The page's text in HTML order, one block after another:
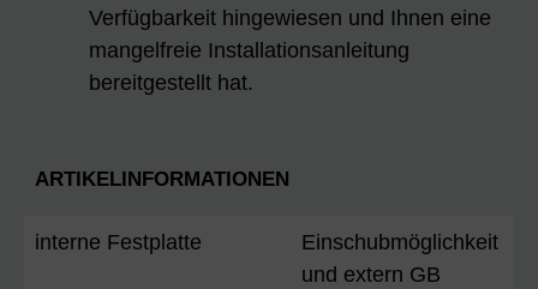
Verfügbarkeit hingewiesen und Ihnen eine
mangelfreie Installationsanleitung
bereitgestellt hat.
ARTIKELINFORMATIONEN
interne Festplatte
Einschubmöglichkeit
und extern GB